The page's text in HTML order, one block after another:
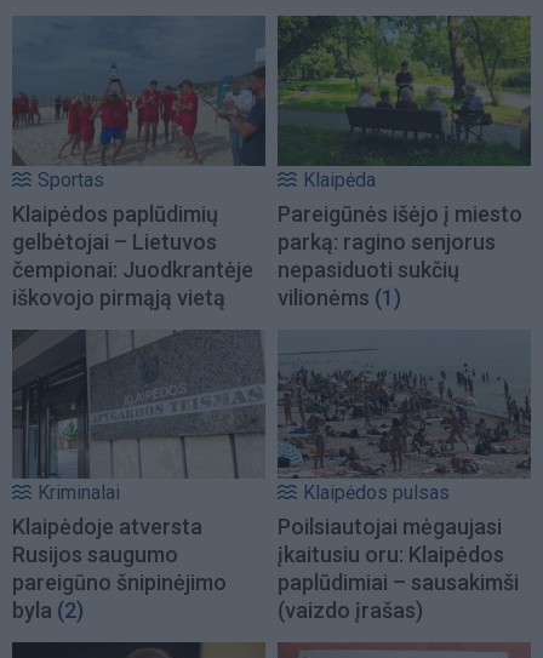
Sportas
Klaipėdos paplūdimių
gelbėtojai – Lietuvos
čempionai: Juodkrantėje
iškovojo pirmąją vietą
Klaipėda
Pareigūnės išėjo į miesto
parką: ragino senjorus
nepasiduoti sukčių
vilionėms (1)
Kriminalai
Klaipėdoje atversta
Rusijos saugumo
pareigūno šnipinėjimo
byla (2)
Klaipėdos pulsas
Poilsiautojai mėgaujasi
įkaitusiu oru: Klaipėdos
paplūdimiai – sausakimši
(vaizdo įrašas)